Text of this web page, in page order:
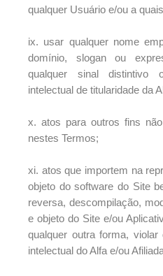
qualquer Usuário e/ou a
ix. usar qualquer nome
domínio, slogan ou
qualquer sinal distintivo
intelectual de titularidade da
x. atos para outros fins
nestes Termos;
xi. atos que importem na
objeto do software do Site
reversa, descompilação,
e objeto do Site e/ou
qualquer outra forma,
intelectual do Alfa e/ou